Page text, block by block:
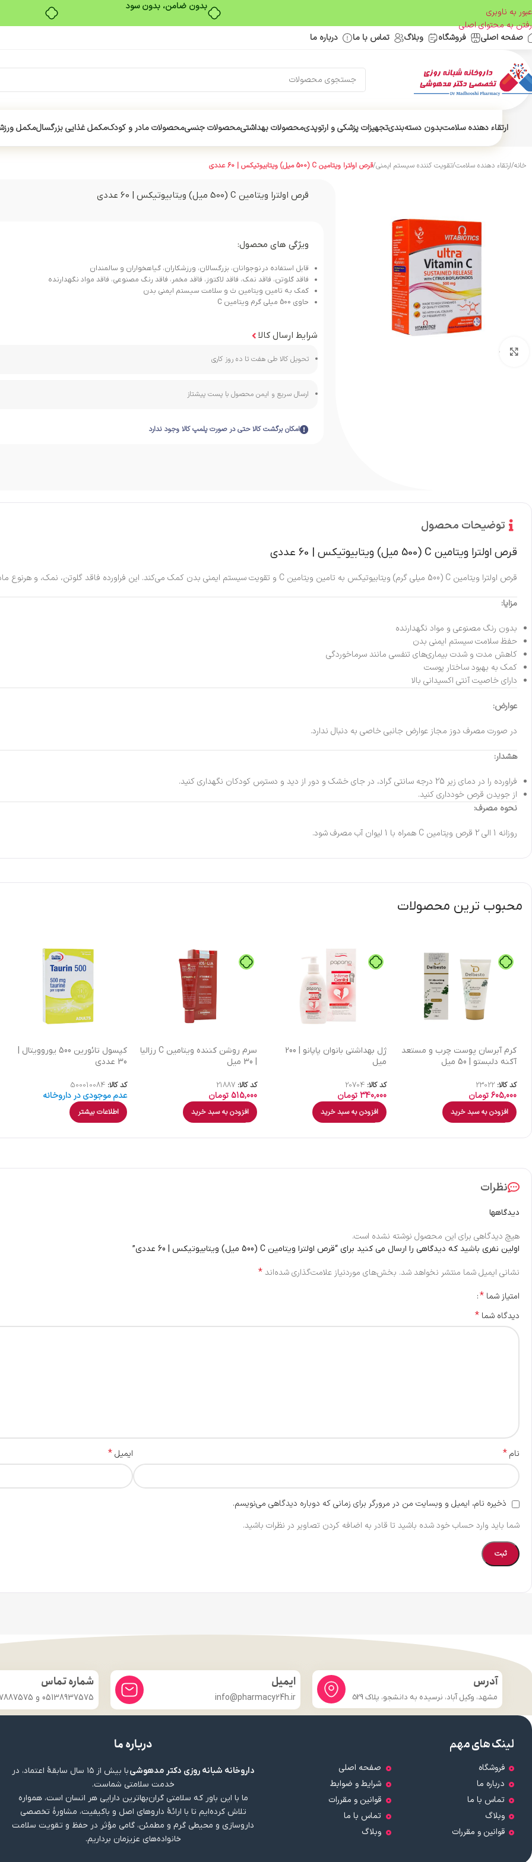
بدون ضامن، بدون سود
عبور به ناوبری
رفتن به محتوای اصلی
صفحه اصلی
فروشگاه وبلاگ تماس با ما درباره ما
ارتقاء دهنده سلامتبدون دسته‌بندیتجهیزات پزشکی و ارتوپدیمحصولات بهداشتیمحصولات جنسیمحصولات مادر و کودکمکمل غذایی بزرگسالمکمل
خانه/ارتقاء دهنده سلامت/تقویت کننده سیستم ایمنی/قرص اولترا ویتامین C (500 میل) ویتابیوتیکس | 60 عددی
قرص اولترا ویتامین C (500 میل) ویتابیوتیکس | 60 عددی
ویژگی های محصول:
قابل استفاده در نوجوانان، بزرگسالان، ورزشکاران، گیاهخواران و سالمندان
فاقد گلوتن، فاقد نمک، فاقد لاکتوز، فاقد مخمر، فاقد رنگ مصنوعی، فاقد مواد نگهدارنده
کمک به تامین ویتامین ث و سلامت سیستم ایمنی بدن
حاوی 500 میلی گرم ویتامین C
شرایط ارسال کالا
تحویل کالا طی هفت تا ده روز کاری
ارسال سریع و ایمن محصول با پست پیشتاز
امکان برگشت کالا حتی در صورت پلمپ کالا وجود ندارد
توضیحات محصول
قرص اولترا ویتامین C (500 میل) ویتابیوتیکس | 60 عددی
قرص اولترا ویتامین C (500 میلی گرم) ویتابیوتیکس به تامین ویتامین C و تقویت سیستم ایمنی بدن کمک می‌کند. این فراورده فاقد گلوتن، نمک، و هرنوع ماده نگهدارنده است.
مزایا:
بدون رنگ مصنوعی و مواد نگهدارنده
حفظ سلامت سیستم ایمنی بدن
کاهش مدت و شدت بیماری‌های تنفسی مانند سرماخوردگی
کمک به بهبود ساختار پوست
دارای خاصیت آنتی اکسیدانی بالا
عوارض:
در صورت مصرف دوز مجاز عوارض جانبی خاصی به دنبال ندارد.
هشدار:
فراورده را در دمای زیر 25 درجه سانتی گراد، در جای خشک و دور از دید و دسترس کودکان نگهداری کنید.
از جویدن قرص خودداری کنید.
نحوه مصرف:
روزانه 1 الی 2 قرص ویتامین C همراه با 1 لیوان آب مصرف شود.
محبوب ترین محصولات
كرم آبرسان پوست چرب و مستعد
آکنه دلبستو | 50 میل
کد کالا: 23022
605,000تومان
افزودن به سبد خرید
ژل بهداشتی بانوان پاپانو | 200
میل
کد کالا: 20704
340,000 تومان
افزودن به سبد خرید
سرم روشن کننده ویتامین C رزالیا
| 30 میل
کد کالا:21887
515,000 تومان
افزودن به سبد خرید
کپسول تائورین 500 یوروویتال |
30 عددی
کد کالا: 500010084
عدم موجودی در داروخانه
اطلاعات بیشتر
نظرات
دیدگاهها
هیچ دیدگاهی برای این محصول نوشته نشده است.
اولین نفری باشید که دیدگاهی را ارسال می کنید برای “قرص اولترا ویتامین C (500 میل) ویتابیوتیکس | 60 عددی”
نشانی ایمیل شما منتشر نخواهد شد. بخش‌های موردنیاز علامت‌گذاری شده‌اند*
امتیاز شما *
دیدگاه شما *
نام* ایمیل*
ذخیره نام، ایمیل و وبسایت من در مرورگر برای زمانی که دوباره دیدگاهی می‌نویسم.
شما باید وارد حساب خود شده باشید تا قادر به اضافه کردن تصاویر در نظرات باشید.
آدرس
مشهد، وکیل آباد، نرسیده به دانشجو، پلاک 529
ایمیل
info@pharmacy24h.ir
شماره تماس
05138937575 و 09357887575
لینک های مهم
فروشگاه
درباره ما
تماس با ما
وبلاگ
قوانین و مقررات
صفحه اصلی
شرایط و ضوابط
قوانین و مقررات
تماس با ما
وبلاگ
درباره ما
داروخانه شبانه روزی دکتر مدهوشی
با بیش از ۱۵ سال سابقهٔ اعتماد، در
خدمت سلامتی شماست.
ما با این باور که سلامتی گران‌بهاترین دارایی هر انسان است، همواره
تلاش کرده‌ایم تا با ارائهٔ داروهای اصل و باکیفیت، مشاورهٔ تخصصی
داروسازی و محیطی گرم و مطمئن، گامی مؤثر در حفظ و تقویت سلامت
خانواده‌های عزیزمان برداریم.